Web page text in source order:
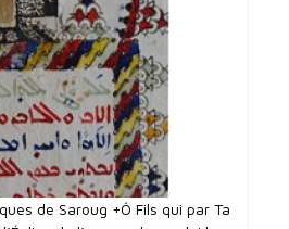
de Saroug +Ô Fils qui par Ta